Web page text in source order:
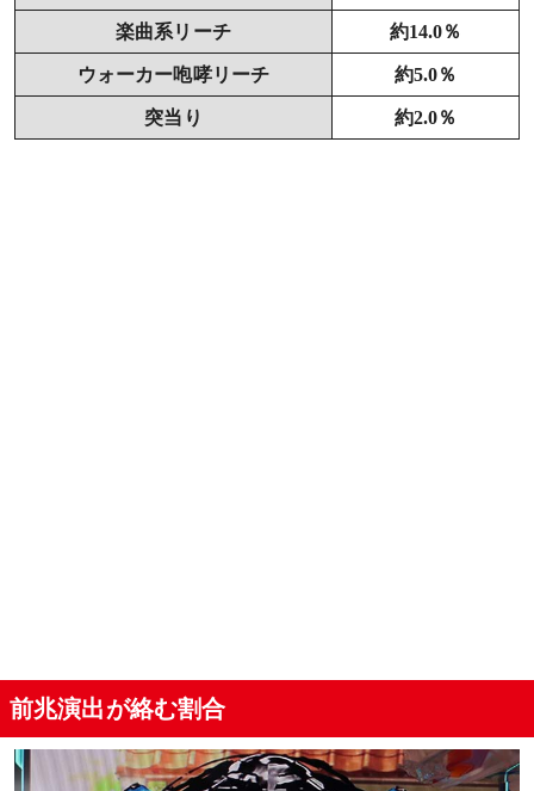
楽曲系リーチ 約14.0％
ウォーカー咆哮リーチ 約5.0％
突当り 約2.0％
前兆演出が絡む割合